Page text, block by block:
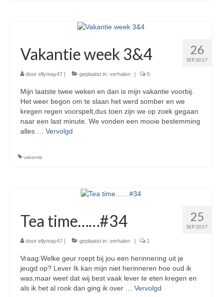
26
SEP 2017
Vakantie week 3&4
door ellymay47 | geplaatst in: verhalen | 0
Mijn laatste twee weken en dan is mijn vakantie voorbij.
Het weer begon om te slaan het werd somber en we
kregen regen voorspelt,dus toen zijn we op zoek gegaan
naar een last minute. We vonden een mooie bestemming
alles … Vervolgd
vakantie
25
SEP 2017
Tea time……#34
door ellymay47 | geplaatst in: verhalen | 1
Vraag:Welke geur roept bij jou een herinnering uit je
jeugd op? Lever Ik kan mijn niet herinneren hoe oud ik
was,maar weet dat wij best vaak lever te eten kregen en
als ik het al rook dan ging ik over … Vervolgd